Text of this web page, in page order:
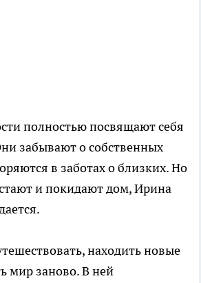
полностью посвящают себя
забывают о собственных
в заботах о близких. Но
и покидают дом, Ирина
находить новые
мир заново. В ней